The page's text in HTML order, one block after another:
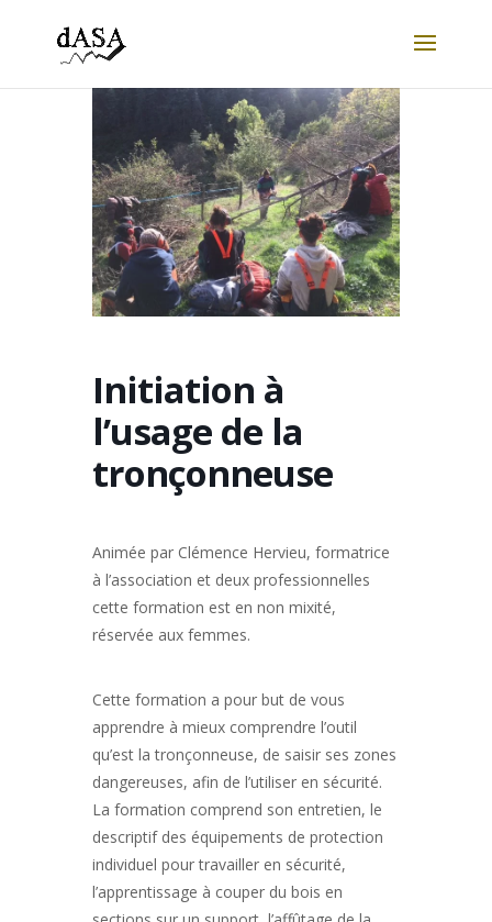
Initiation à
l’usage de la
tronçonneuse
Animée par Clémence Hervieu, formatrice
à l’association et deux professionnelles
cette formation est en non mixité,
réservée aux femmes.
Cette formation a pour but de vous
apprendre à mieux comprendre l’outil
qu’est la tronçonneuse, de saisir ses zones
dangereuses, afin de l’utiliser en sécurité.
La formation comprend son entretien, le
descriptif des équipements de protection
individuel pour travailler en sécurité,
l’apprentissage à couper du bois en